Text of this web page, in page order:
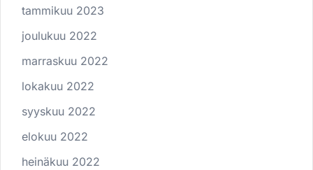
tammikuu 2023
joulukuu 2022
marraskuu 2022
lokakuu 2022
syyskuu 2022
elokuu 2022
heinäkuu 2022